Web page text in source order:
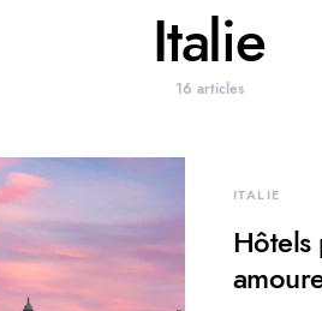
Italie
16 articles
ITALIE
Hôtels